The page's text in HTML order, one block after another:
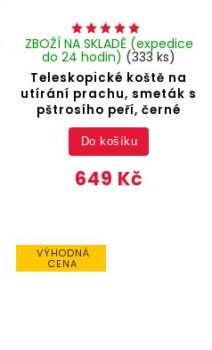
Teleskopické koště na
utírání prachu, smeták s
pštrosího peří, černé
ZBOŽÍ NA SKLADĚ (expedice
do 24 hodin) (333 ks)
649 Kč
Do košíku
VÝHODNÁ
CENA